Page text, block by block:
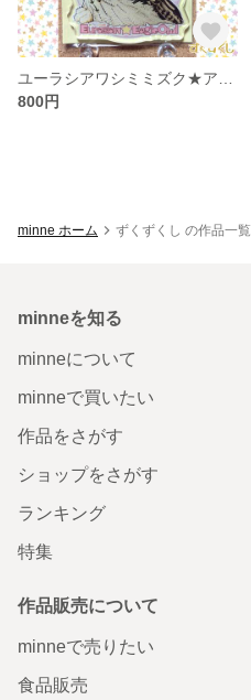
800円
minne ホーム ずくずくし の作品一覧
minneを知る
minneについて
minneで買いたい
作品をさがす
ショップをさがす
ランキング
特集
作品販売について
minneで売りたい
食品販売